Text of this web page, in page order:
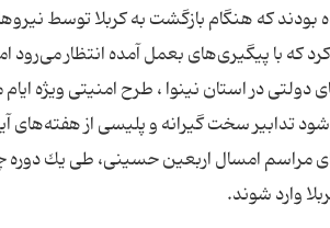
بودند كه هنگام بازگشت به كربلا توسط
با پیگیری‌های بعمل آمده انتظار می‌رود
در استان نینوا ، طرح امنیتی ویژه
تدابیر سخت گیرانه و پلیسی از هفته‌های